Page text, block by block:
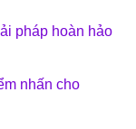
pháp hoàn hảo
nhấn cho